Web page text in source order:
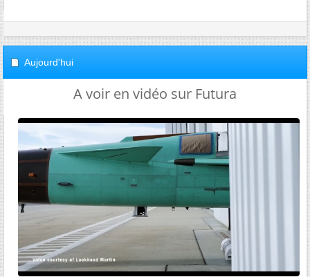
Aujourd'hui
A voir en vidéo sur Futura